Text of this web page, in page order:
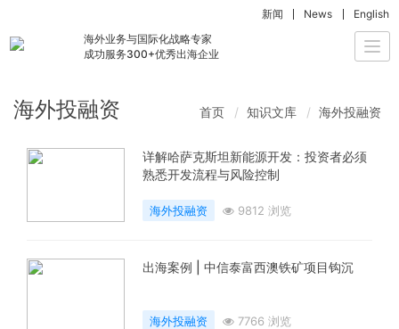
海外业务与国际化战略专家
成功服务300+优秀出海企业
新闻 News English
海外投融资 首页 知识文库 海外投融资
详解哈萨克斯坦新能源开发：投资者必须
熟悉开发流程与风险控制
海外投融资 9812 浏览
出海案例 | 中信泰富西澳铁矿项目钩沉
海外投融资 7766 浏览